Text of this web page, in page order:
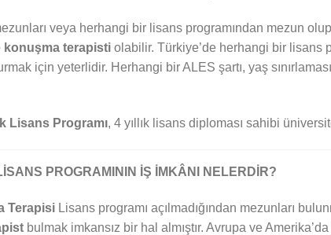
veya herhangi bir lisans programından mezun
konuşma terapisti olabilir. Türkiye’de herhangi bir lisans
için yeterlidir. Herhangi bir ALES şartı, yaş
Lisans Programı, 4 yıllık lisans diploması sahibi
PROGRAMININ İŞ İMKÂNI NELERDİR?
Terapisi Lisans programı açılmadığından mezunları
bulmak imkansız bir hal almıştır. Avrupa ve